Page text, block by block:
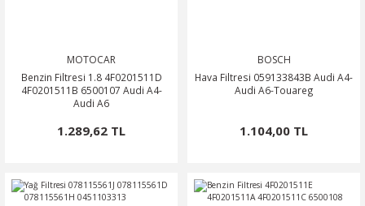
MOTOCAR
Benzin Filtresi 1.8 4F0201511D
4F0201511B 6500107 Audi A4-
Audi A6
1.289,62 TL
BOSCH
Hava Filtresi 059133843B Audi A4-
Audi A6-Touareg
1.104,00 TL